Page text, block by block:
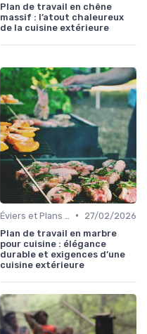
Plan de travail en chêne
massif : l’atout chaleureux
de la cuisine extérieure
•
27/02/2026
Plan de travail en marbre
pour cuisine : élégance
durable et exigences d’une
cuisine extérieure